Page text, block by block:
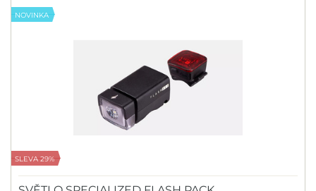
NOVINKA
SLEVA 29%